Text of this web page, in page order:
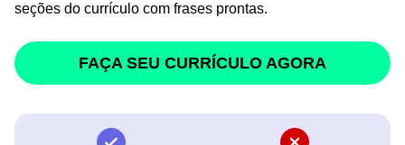
seções do currículo com frases prontas.
FAÇA SEU CURRÍCULO AGORA